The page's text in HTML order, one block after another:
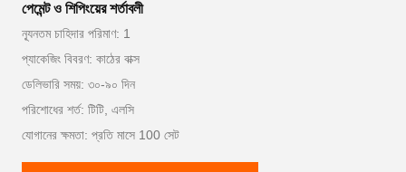
পেমেন্ট ও শিপিংয়ের শর্তাবলী
ন্যূনতম চাহিদার পরিমাণ: 1
প্যাকেজিং বিবরণ: কাঠের বাক্স
ডেলিভারি সময়: ৩০-৯০ দিন
পরিশোধের শর্ত: টিটি, এলসি
যোগানের ক্ষমতা: প্রতি মাসে 100 সেট